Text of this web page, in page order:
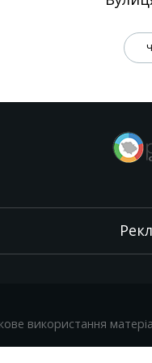
використання